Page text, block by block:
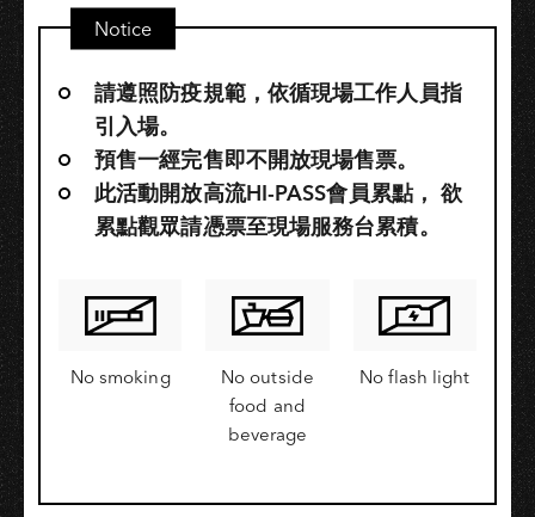
Notice
請遵照防疫規範，依循現場工作人員指
引入場。
預售一經完售即不開放現場售票。
此活動開放高流HI-PASS會員累點，​ 欲
累點觀眾請憑票至現場服務台累積。
No smoking
No outside
food and
beverage
No flash light